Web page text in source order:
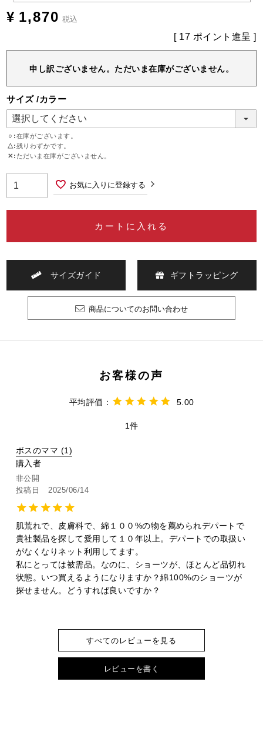
¥ 1,870 税込
[ 17 ポイント進呈 ]
申し訳ございません。ただいま在庫がございません。
サイズ カラー
○
在庫がございます。
△ 残りわずかです。
✕
ただいま在庫がございません。
お気に入りに登録する
カートに入れる
サイズガイド ギフトラッピング
商品についてのお問い合わせ
5.00
1
ボスのママ
1
購入者
非公開
投稿日
2025/06/14
肌荒れで、皮膚科で、綿１００%の物を薦められデパートで
貴社製品を探して愛用して１０年以上。デパートでの取扱い
がなくなりネット利用してます。
私にとっては被需品。なのに、ショーツが、ほとんど品切れ
状態。いつ買えるようになりますか？綿100%のショーツが
探せません。どうすれば良いですか？
すべてのレビューを見る
レビューを書く